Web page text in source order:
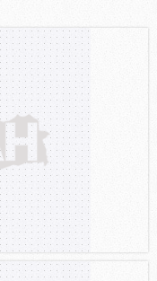
Bilgilendirme
Kanunu uyarınca
ve sitemizde
çerezlerle ilgili bilgi